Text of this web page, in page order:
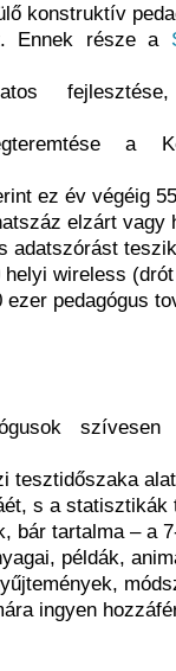
konstruktív
Ennek része a
a
ez év végéig
elzárt vagy
adatszórást
wireless
pedagógus
tesztidőszaka
s a statisztikák
bár tartalma – a
példák,
ingyen